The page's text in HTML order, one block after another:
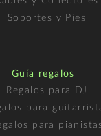
Soportes y Pies
Guía regalos
Regalos para DJ
para
para pianistas